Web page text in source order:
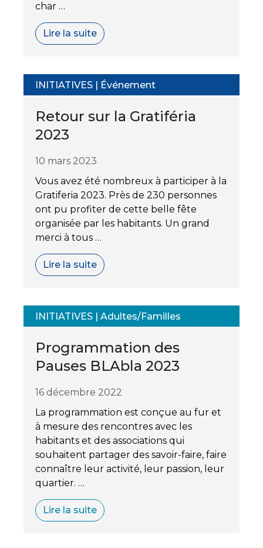
char …
Lire la suite
INITIATIVES | Événement
Retour sur la Gratiféria
2023
10 mars 2023
Vous avez été nombreux à participer à la
Gratiferia 2023. Près de 230 personnes
ont pu profiter de cette belle fête
organisée par les habitants. Un grand
merci à tous …
Lire la suite
INITIATIVES | Adultes/Familles
Programmation des
Pauses BLAbla 2023
16 décembre 2022
La programmation est conçue au fur et
à mesure des rencontres avec les
habitants et des associations qui
souhaitent partager des savoir-faire, faire
connaître leur activité, leur passion, leur
quartier. …
Lire la suite